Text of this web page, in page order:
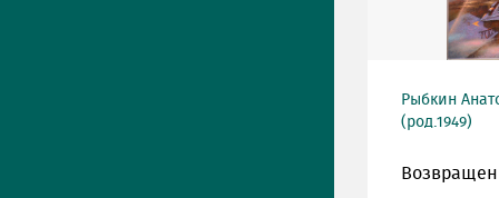
Рыбкин
(род.1949)